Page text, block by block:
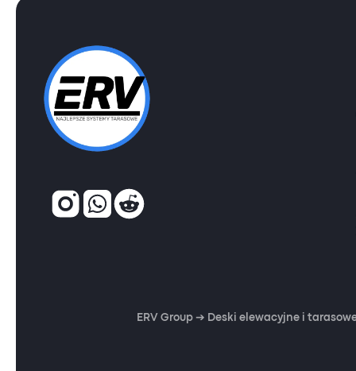
ERV Group ➔ Deski elewacyjne i